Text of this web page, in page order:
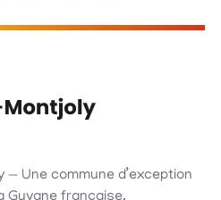
— Une commune d’exception